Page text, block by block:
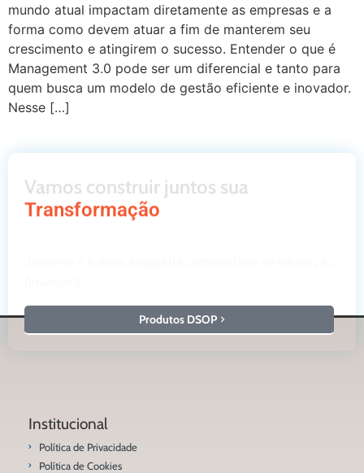
mundo atual impactam diretamente as empresas e a
forma como devem atuar a fim de manterem seu
crescimento e atingirem o sucesso. Entender o que é
Management 3.0 pode ser um diferencial e tanto para
quem busca um modelo de gestão eficiente e inovador.
Nesse […]
Vamos construir juntos sua
Transformação
Produtos DSOP
Institucional
Política de Privacidade
Política de Cookies